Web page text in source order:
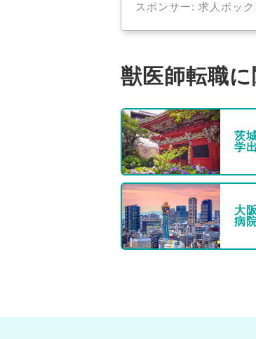
スポンサー: 求人ボック
獣医師転職
茨
学
大
病